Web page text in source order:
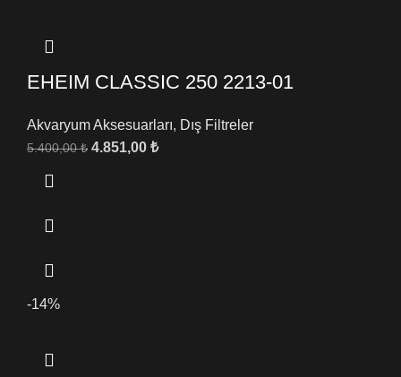
EHEIM CLASSIC 250 2213-01
Akvaryum Aksesuarları, Dış Filtreler
5.400,00₺ 4.851,00 ₺
-14%